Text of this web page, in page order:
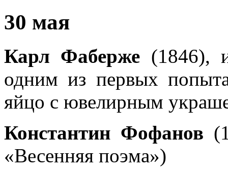
30 мая
Карл Фаберже (1846),
одним из первых
яйцо с ювелирным
Константин Фофанов
«Весенняя поэма»)